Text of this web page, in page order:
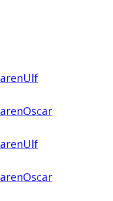
Ulf
Oscar
Ulf
Oscar